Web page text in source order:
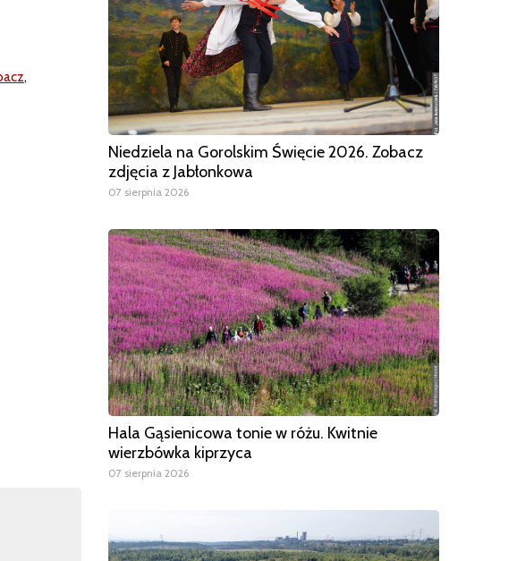
,
Niedziela na Gorolskim Święcie 2026. Zobacz
zdjęcia z Jabłonkowa
07 sierpnia 2026
Hala Gąsienicowa tonie w różu. Kwitnie
wierzbówka kiprzyca
07 sierpnia 2026